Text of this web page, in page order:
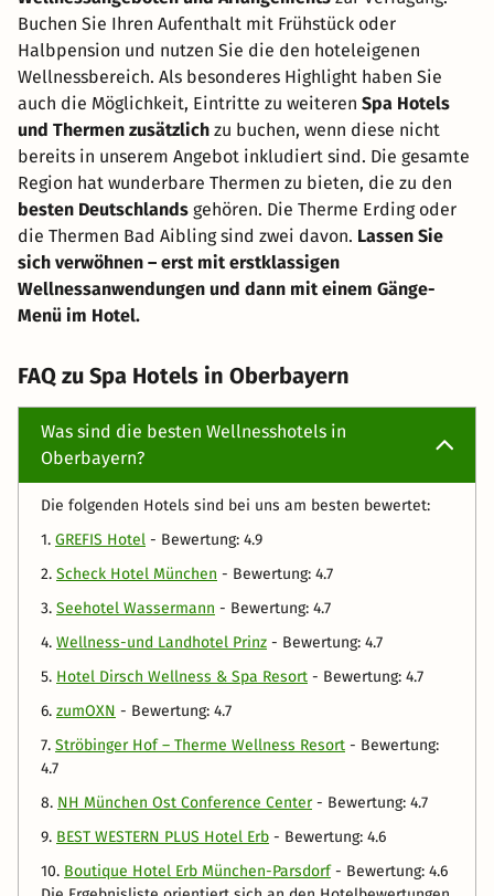
Buchen Sie Ihren Aufenthalt mit Frühstück oder
Halbpension und nutzen Sie die den hoteleigenen
Wellnessbereich. Als besonderes Highlight haben Sie
auch die Möglichkeit, Eintritte zu weiteren Spa Hotels
und Thermen zusätzlich zu buchen, wenn diese nicht
bereits in unserem Angebot inkludiert sind. Die gesamte
Region hat wunderbare Thermen zu bieten, die zu den
besten Deutschlands gehören. Die Therme Erding oder
die Thermen Bad Aibling sind zwei davon. Lassen Sie
sich verwöhnen – erst mit erstklassigen
Wellnessanwendungen und dann mit einem Gänge-
Menü im Hotel.
FAQ zu Spa Hotels in Oberbayern
Was sind die besten Wellnesshotels in
Oberbayern?
Die folgenden Hotels sind bei uns am besten bewertet:
1. GREFIS Hotel - Bewertung: 4.9
2. Scheck Hotel München - Bewertung: 4.7
3. Seehotel Wassermann - Bewertung: 4.7
4. Wellness-und Landhotel Prinz - Bewertung: 4.7
5. Hotel Dirsch Wellness & Spa Resort - Bewertung: 4.7
6. zumOXN - Bewertung: 4.7
7. Ströbinger Hof – Therme Wellness Resort - Bewertung:
4.7
8. NH München Ost Conference Center- Bewertung: 4.7
9. BEST WESTERN PLUS Hotel Erb - Bewertung: 4.6
10. Boutique Hotel Erb München-Parsdorf- Bewertung: 4.6